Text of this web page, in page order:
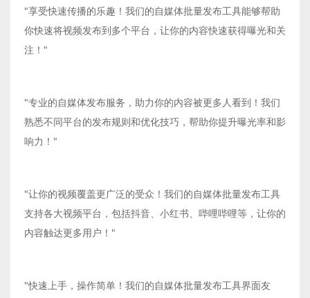
"享受快速传播的乐趣！我们的自媒体批量发布工具能够帮助
你快速将视频发布到多个平台，让你的内容快速获得曝光和关
注！"
"专业的自媒体发布服务，助力你的内容被更多人看到！我们
熟悉不同平台的发布规则和优化技巧，帮助你提升曝光率和影
响力！"
"让你的视频覆盖更广泛的受众！我们的自媒体批量发布工具
支持各大视频平台，包括抖音、小红书、哔哩哔哩等，让你的
内容触达更多用户！"
"快速上手，操作简单！我们的自媒体批量发布工具界面友